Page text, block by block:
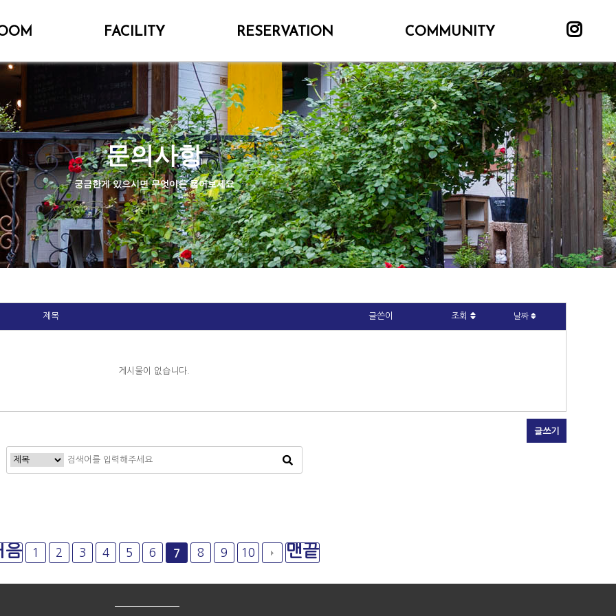
FACILITY RESERVATION COMMUNITY
문의사항
궁금한게 있으시면 무엇이든 물어보세요
제목 글쓴이 조회 날짜
게시물이 없습니다.
글쓰기
음 1 2 3 4 5 6 7 8 9 10 맨끝